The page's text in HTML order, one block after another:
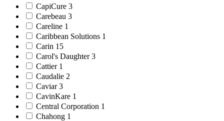
CapiCure 3
Carebeau 3
Careline 1
Caribbean Solutions 1
Carin 15
Carol's Daughter 3
Cattier 1
Caudalie 2
Caviar 3
CavinKare 1
Central Corporation 1
Chahong 1